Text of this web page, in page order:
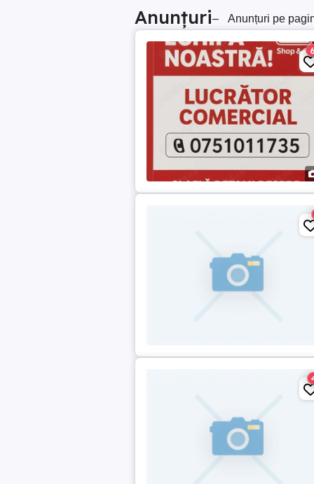
Anunțuri– Anunțuri pe